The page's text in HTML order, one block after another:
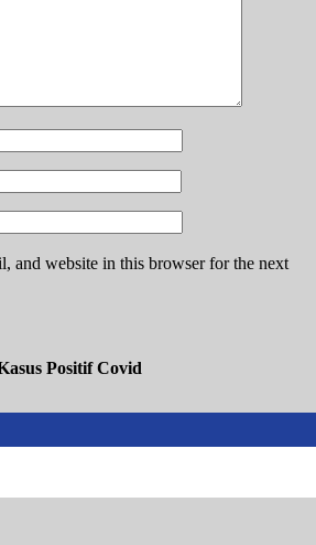
and website in this browser for the next
Positif Covid